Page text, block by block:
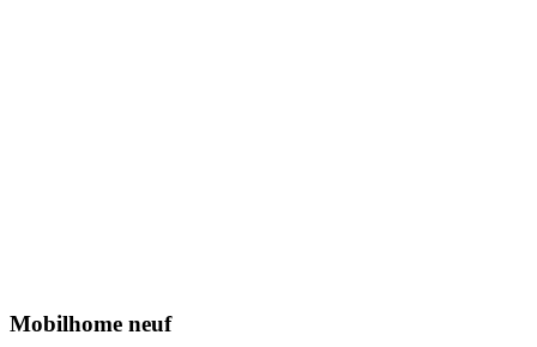
Mobilhome neuf